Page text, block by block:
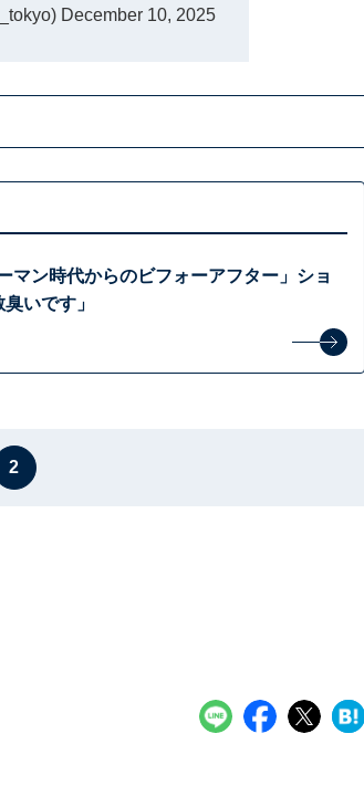
December 10, 2025
マン時代からのビフォーアフター」ショ
いです」
2